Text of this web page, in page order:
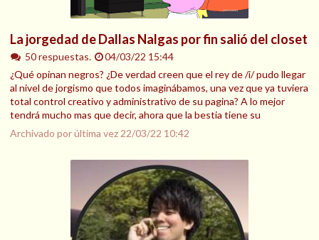
La jorgedad de Dallas Nalgas por fin salió del closet
50 respuestas.
04/03/22 15:44
¿Qué opinan negros? ¿De verdad creen que el rey de /i/ pudo llegar
al nivel de jorgismo que todos imaginábamos, una vez que ya tuviera
total control creativo y administrativo de su pagina? A lo mejor
tendrá mucho mas que decir, ahora que la bestia tiene su
Archivado por última vez 22/03/22 10:42